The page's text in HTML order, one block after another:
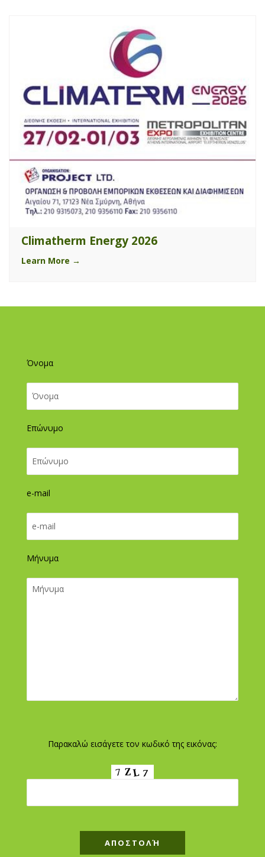
Climatherm Energy 2026
Learn More →
Όνομα
Επώνυμο
e-mail
Μήνυμα
Παρακαλώ εισάγετε τον κωδικό της εικόνας: